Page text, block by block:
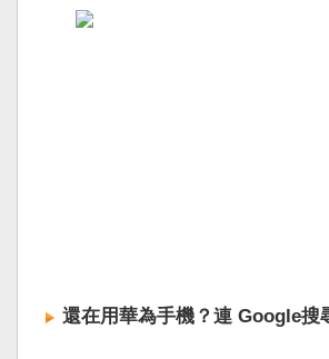
還在用華為手機？連 Google搜